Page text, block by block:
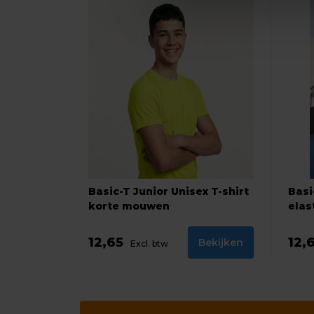
Basic-T Junior Unisex T-shirt
korte mouwen
12,65 Excl. btw Bekijken